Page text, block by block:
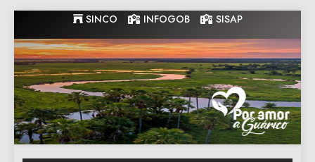
to
content
SINCO INFOGOB SISAP
Gobernacion
de Guarico
Gobernacion de Guarico